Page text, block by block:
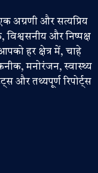
अग्रणी और सत्यप्रिय
विश्वसनीय और निष्पक्ष
हर क्षेत्र में, चाहे
मनोरंजन, स्वास्थ्य
और तथ्यपूर्ण रिपोर्ट्स